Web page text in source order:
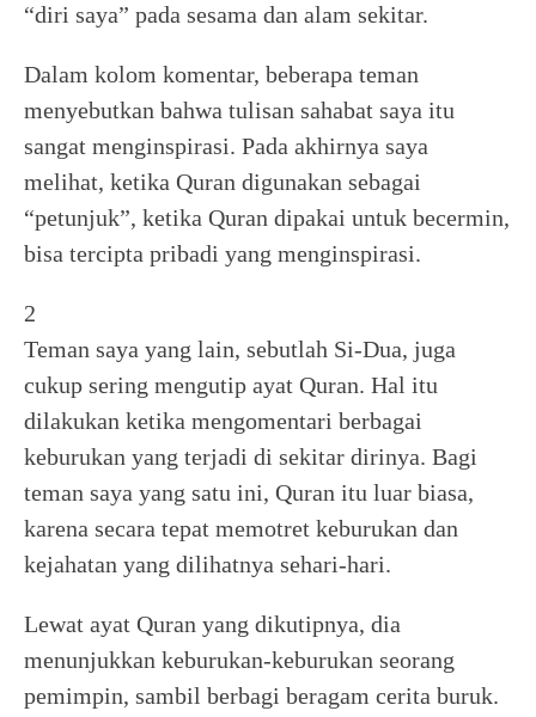
“diri saya” pada sesama dan alam sekitar.
Dalam kolom komentar, beberapa teman
menyebutkan bahwa tulisan sahabat saya itu
sangat menginspirasi. Pada akhirnya saya
melihat, ketika Quran digunakan sebagai
“petunjuk”, ketika Quran dipakai untuk becermin,
bisa tercipta pribadi yang menginspirasi.
2
Teman saya yang lain, sebutlah Si-Dua, juga
cukup sering mengutip ayat Quran. Hal itu
dilakukan ketika mengomentari berbagai
keburukan yang terjadi di sekitar dirinya. Bagi
teman saya yang satu ini, Quran itu luar biasa,
karena secara tepat memotret keburukan dan
kejahatan yang dilihatnya sehari-hari.
Lewat ayat Quran yang dikutipnya, dia
menunjukkan keburukan-keburukan seorang
pemimpin, sambil berbagi beragam cerita buruk.